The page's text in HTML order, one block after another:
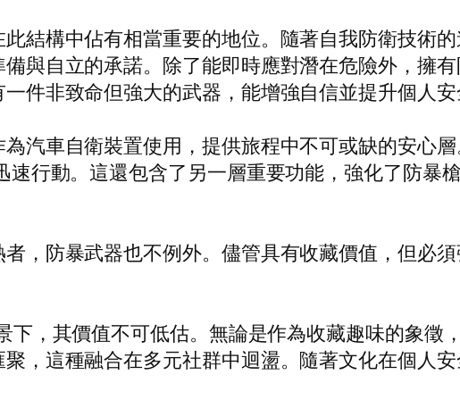
結構中佔有相當重要的地位。隨著自我防衛技術
與自立的承諾。除了能即時應對潛在危險外，擁
件非致命但強大的武器，能增強自信並提升個人安
汽車自衛裝置使用，提供旅程中不可或缺的安心
行動。這還包含了另一層重要功能，強化了防暴
，防暴武器也不例外。儘管具有收藏價值，但必
下，其價值不可低估。無論是作為收藏趣味的象徵
，這種融合在多元社群中迴盪。隨著文化在個人